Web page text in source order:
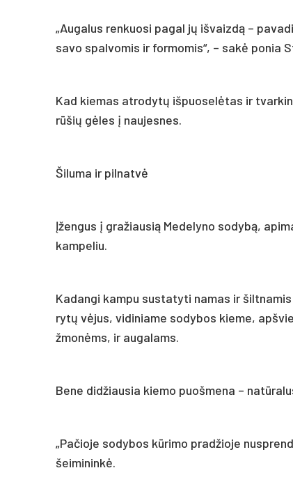
„Augalus renkuosi pagal jų išvaizdą –
savo spalvomis ir formomis“, – sakė ponia
Kad kiemas atrodytų išpuoselėtas ir
rūšių gėles į naujesnes.
Šiluma ir pilnatvė
Įžengus į gražiausią Medelyno sodybą,
kampeliu.
Kadangi kampu sustatyti namas ir
rytų vėjus, vidiniame sodybos kieme,
žmonėms, ir augalams.
Bene didžiausia kiemo puošmena –
„Pačioje sodybos kūrimo pradžioje
šeimininkė.